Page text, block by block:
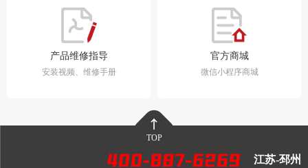
产品维修指导
安装视频、维修手册
官方商城
微信小程序商城
TOP
江苏-邳州